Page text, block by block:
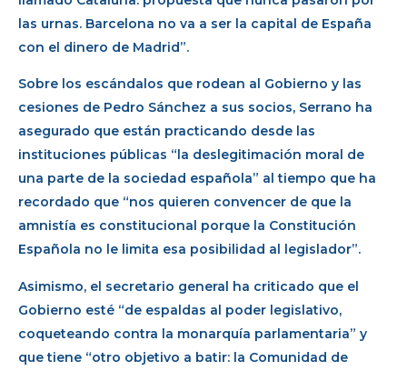
las urnas. Barcelona no va a ser la capital de España
con el dinero de Madrid”.
Sobre los escándalos que rodean al Gobierno y las
cesiones de Pedro Sánchez a sus socios, Serrano ha
asegurado que están practicando desde las
instituciones públicas “la deslegitimación moral de
una parte de la sociedad española” al tiempo que ha
recordado que “nos quieren convencer de que la
amnistía es constitucional porque la Constitución
Española no le limita esa posibilidad al legislador”.
Asimismo, el secretario general ha criticado que el
Gobierno esté “de espaldas al poder legislativo,
coqueteando contra la monarquía parlamentaria” y
que tiene “otro objetivo a batir: la Comunidad de